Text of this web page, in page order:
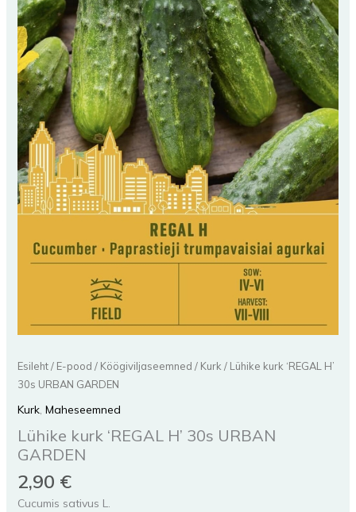
Esileht/ E-pood / Köögiviljaseemned / Kurk/ Lühike kurk ‘REGAL H’
30s URBAN GARDEN
Kurk, Maheseemned
Lühike kurk ‘REGAL H’ 30s URBAN
GARDEN
2,90 €
Cucumis sativus L.